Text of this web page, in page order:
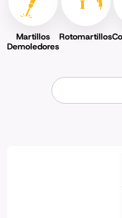
Martillos
Demoledores
Rotomartillos